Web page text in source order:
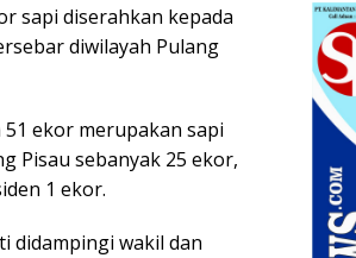
sapi diserahkan kepada
diwilayah Pulang
ekor merupakan sapi
Pisau sebanyak 25 ekor,
1 ekor.
didampingi wakil dan